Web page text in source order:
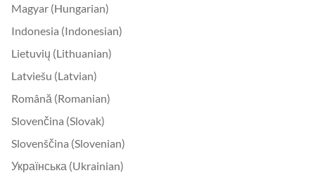
Magyar (Hungarian)
Indonesia (Indonesian)
Lietuvių (Lithuanian)
Latviešu (Latvian)
Română (Romanian)
Slovenčina (Slovak)
Slovenščina (Slovenian)
Українська (Ukrainian)